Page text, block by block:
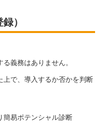
）
義務はありません。
上で、導入するか否かを判断
簡易ポテンシャル診断